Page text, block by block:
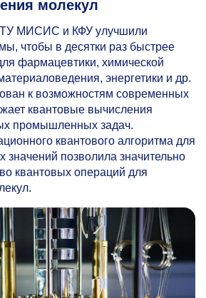
молекул
МИСИС и КФУ улучшили
чтобы в десятки раз быстрее
фармацевтики, химической
энергетики и др.
к возможностям современных
квантовые вычисления
промышленных задач.
квантового алгоритма для
значений позволила значительно
квантовых операций для